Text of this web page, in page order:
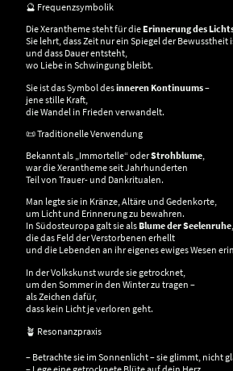
🔮 Frequenzsymbolik
Die Xerantheme steht für die Erinnerung des
Sie lehrt, dass Zeit nur ein Spiegel der Bewusstheit
und dass Dauer entsteht,
wo Liebe in Schwingung bleibt.
Sie ist das Symbol desinneren Kontinuums–
jene stille Kraft,
die Wandel in Frieden verwandelt.
📜 Traditionelle Verwendung
Bekannt als „Immortelle“ oderStrohblume,
war die Xerantheme seit Jahrhunderten
Teil von Trauer- und Dankritualen.
Man legte sie in Kränze, Altäre und Gedenkorte,
um Licht und Erinnerung zu bewahren.
In Südosteuropa galt sie als Blume der Seelenruhe,
die das Feld der Verstorbenen erhellt
und die Lebenden an ihr eigenes ewiges Wesen
In der Volkskunst wurde sie getrocknet,
um den Sommer in den Winter zu tragen –
als Zeichen dafür,
dass kein Licht je verloren geht.
🪴 Resonanzpraxis
– Betrachte sie im Sonnenlicht – sie glimmt, nicht